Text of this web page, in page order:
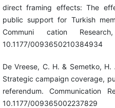
direct framing effects: The
public support for Turkish
Communi cation
10.1177/0093650210384934
De Vreese, C. H. & Semetko,
Strategic campaign coverage,
referendum. Communication
10.1177/009365002237829